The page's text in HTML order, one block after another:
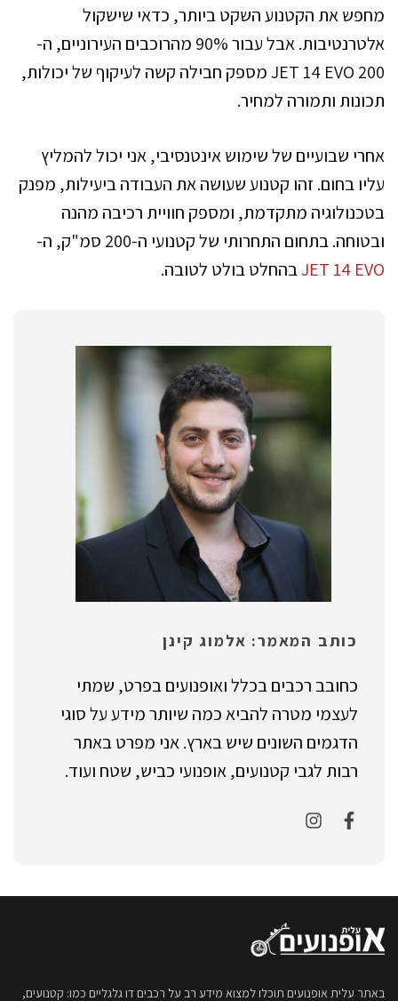
מחפש את הקטנוע השקט ביותר, כדאי שישקול
אלטרנטיבות. אבל עבור 90% מהרוכבים העירוניים, ה-
JET 14 EVO 200 מספק חבילה קשה לעיקוף של יכולות,
תכונות ותמורה למחיר.
אחרי שבועיים של שימוש אינטנסיבי, אני יכול להמליץ
עליו בחום. זהו קטנוע שעושה את העבודה ביעילות, מפנק
בטכנולוגיה מתקדמת, ומספק חוויית רכיבה מהנה
ובטוחה. בתחום התחרותי של קטנועי ה-200 סמ"ק, ה-
JET 14 EVOבהחלט בולט לטובה.
כותב המאמר: אלמוג קינן
כחובב רכבים בכלל ואופנועים בפרט, שמתי
לעצמי מטרה להביא כמה שיותר מידע על סוגי
הדגמים השונים שיש בארץ. אני מפרט באתר
רבות לגבי קטנועים, אופנועי כביש, שטח ועוד.
באתר עלית אופנועים תוכלו למצוא מידע רב על רכבים דו גלגליים כמו: קטנועים,